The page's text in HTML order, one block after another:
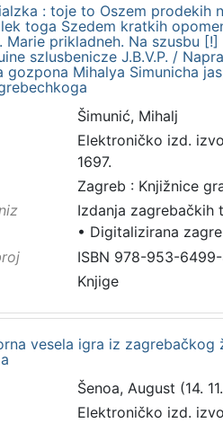
: toje to Oszem prodekih
toga Szedem kratkih
Marie prikladneh. Na szusbu
szlusbenicze J.B.V.P. /
gozpona Mihalya Simunicha
Šimunić, Mihalj
Elektroničko izd.
1697.
Zagreb : Knjižnice
Izdanja zagrebačkih
• Digitalizirana
ISBN 978-953-
Knjige
vesela igra iz
Šenoa, August (14.
Elektroničko izd.